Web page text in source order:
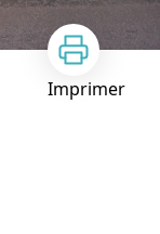
Imprimer